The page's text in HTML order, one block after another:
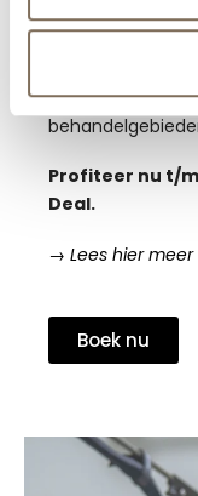
✓Langdurige
✓20% korting
Profiteer nu t/
Deal.
→ Lees hier
Boek nu